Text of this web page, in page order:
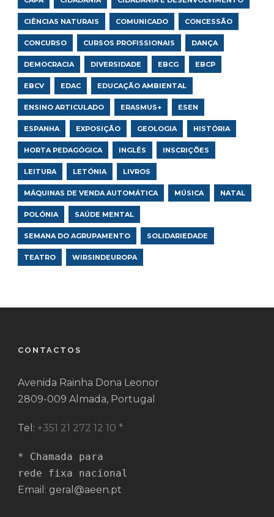
CIÊNCIAS NATURAIS COMUNICADO CONCESSÃO
CONCURSO CURSOS PROFISSIONAIS DANÇA
DEMOCRACIA DIVERSIDADE EBCG EBCP
EBCV EDAC EDUCAÇÃO AMBIENTAL
ENSINO ARTICULADO ERASMUS+ ESEN
ESPANHA EXPOSIÇÃO GEOLOGIA HISTÓRIA
HORTA PEDAGÓGICA INGLÊS INSCRIÇÕES
LEITURA LETÓNIA LIVROS
MÁQUINAS DE VENDA AUTOMÁTICA MÚSICA NATAL
POLÓNIA SAÚDE MENTAL
SEMANA DO AGRUPAMENTO SOLIDARIEDADE
TEATRO WIRSINDEUROPA
CONTACTOS
Avenida Rainha Dona Leonor
2809-009 Almada, Portugal
Tel: +351 21 272 12 10 *
* Chamada para
rede fixa nacional
Email: geral@aeen.pt